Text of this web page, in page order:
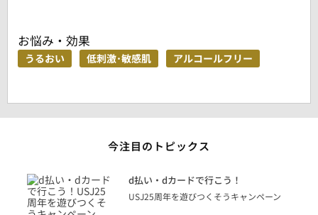
お悩み・効果
うるおい 低刺激･敏感肌 アルコールフリー
今注目のトピックス
d払い・dカードで行こう！
USJ25周年を遊びつくそうキャンペーン